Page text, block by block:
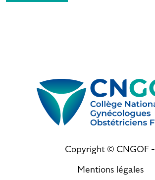
Copyright © CNGOF -
Mentions légales